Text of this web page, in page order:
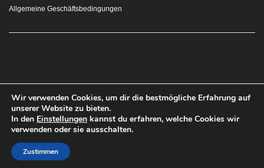
Allgemeine Geschäftsbedingungen
VERTRAG
WIDERRUFEN
Wir verwenden Cookies, um dir die bestmögliche Erfahrung auf
unserer Website zu bieten.
In den Einstellungen kannst du erfahren, welche Cookies wir
verwenden oder sie ausschalten.
Zustimmen